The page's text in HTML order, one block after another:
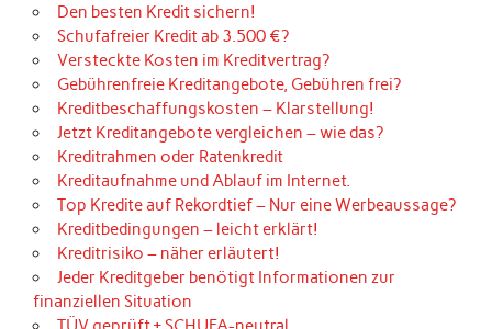
Den besten Kredit sichern!
Schufafreier Kredit ab 3.500 €?
Versteckte Kosten im Kreditvertrag?
Gebührenfreie Kreditangebote, Gebühren frei?
Kreditbeschaffungskosten – Klarstellung!
Jetzt Kreditangebote vergleichen – wie das?
Kreditrahmen oder Ratenkredit
Kreditaufnahme und Ablauf im Internet.
Top Kredite auf Rekordtief – Nur eine Werbeaussage?
Kreditbedingungen – leicht erklärt!
Kreditrisiko – näher erläutert!
Jeder Kreditgeber benötigt Informationen zur
finanziellen Situation